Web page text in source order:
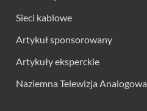
Sieci kablowe
Artykuł sponsorowany
Artykuły eksperckie
Naziemna Telewizja Analogowa